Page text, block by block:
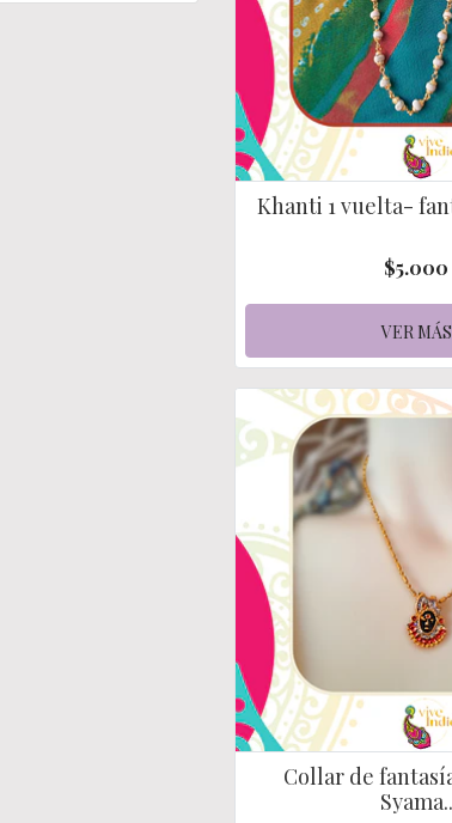
Khanti 1 vuelta-
$5.000
VER MÁS
Collar de
Syama..